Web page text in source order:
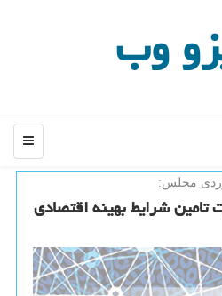
وب
منو
مجلس:
۹۸ با اولویت تامین شرایط بهینه اقتصادی